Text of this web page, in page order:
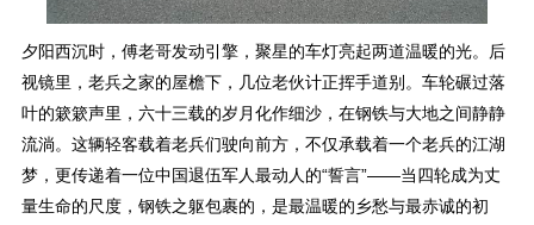
夕阳西沉时，傅老哥发动引擎，聚星的车灯亮起两道温暖的光。后
视镜里，老兵之家的屋檐下，几位老伙计正挥手道别。车轮碾过落
叶的簌簌声里，六十三载的岁月化作细沙，在钢铁与大地之间静静
流淌。这辆轻客载着老兵们驶向前方，不仅承载着一个老兵的江湖
梦，更传递着一位中国退伍军人最动人的“誓言”——当四轮成为丈
量生命的尺度，钢铁之躯包裹的，是最温暖的乡愁与最赤诚的初